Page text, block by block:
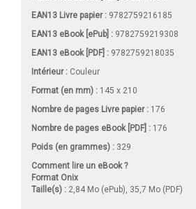
EAN13 Livre papier : 9782759216185
EAN13 eBook [ePub] : 9782759219308
EAN13 eBook [PDF] : 9782759218035
Intérieur : Couleur
Format (en mm) : 145 x 210
Nombre de pages Livre papier: 176
Nombre de pages eBook [PDF] : 176
Poids (en grammes) : 329
Comment lire un eBook ?
Format Onix
Taille(s) : 2,84 Mo (ePub), 35,7 Mo (PDF)